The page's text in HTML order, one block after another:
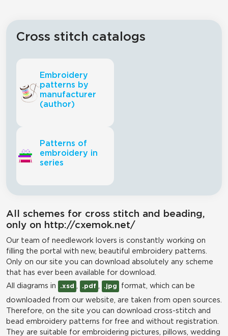
Cross stitch catalogs
Embroidery
patterns by
manufacturer
(author)
Patterns of
embroidery in
series
All schemes for cross stitch and beading,
only on http://cxemok.net/
Our team of needlework lovers is constantly working on
filling the portal with new, beautiful embroidery patterns.
Only on our site you can download absolutely any scheme
that has ever been available for download.
All diagrams in
.xsd .pdf .jpg format, which can be
downloaded from our website, are taken from open sources.
Therefore, on the site you can download cross-stitch and
bead embroidery patterns for free and without registration.
They are suitable for embroidering pictures, pillows, wedding